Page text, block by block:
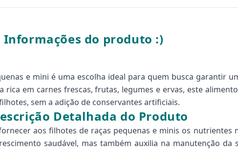
Informações do produto :)
e mini é uma escolha ideal para quem busca garantir
em carnes frescas, frutas, legumes e ervas, este
sem a adição de conservantes artificiais.
Detalhada do Produto
aos filhotes de raças pequenas e minis os nutrientes
saudável, mas também auxilia na manutenção da